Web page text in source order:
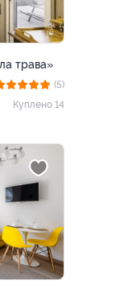
трава»
(5)
Куплено 14